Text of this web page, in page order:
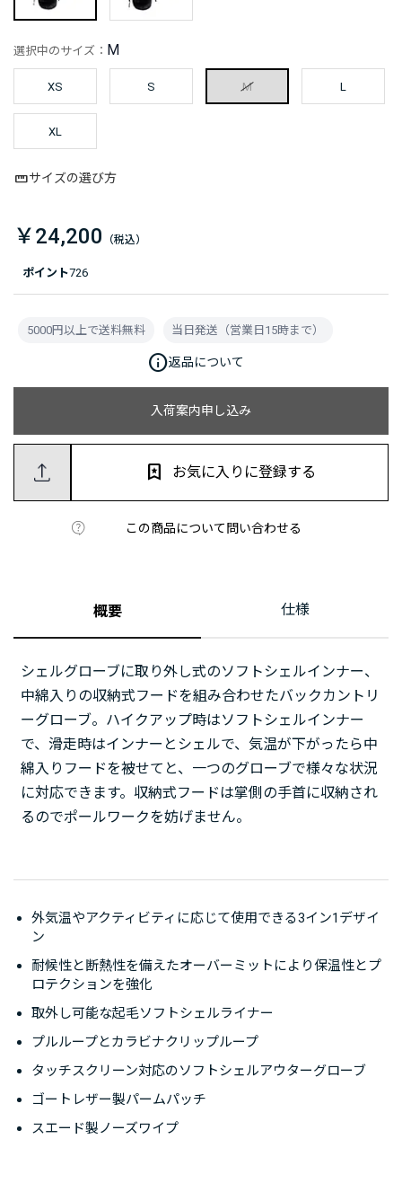
ポイント726
選択中のサイズ： M
XS S M L
XL
サイズの選び方
￥24,200
入荷案内申し込み
この商品について問い合わせる
お気に入りに登録する
5000円以上で送料無料 当日発送（営業日15時まで）
info返品について
概要 仕様
シェルグローブに取り外し式のソフトシェルインナー、
中綿入りの収納式フードを組み合わせたバックカントリ
ーグローブ。ハイクアップ時はソフトシェルインナー
で、滑走時はインナーとシェルで、気温が下がったら中
綿入りフードを被せてと、一つのグローブで様々な状況
に対応できます。収納式フードは掌側の手首に収納され
るのでポールワークを妨げません。
外気温やアクティビティに応じて使用できる3イン1デザイ
ン
耐候性と断熱性を備えたオーバーミットにより保温性とプ
ロテクションを強化
取外し可能な起毛ソフトシェルライナー
プルループとカラビナクリップループ
タッチスクリーン対応のソフトシェルアウターグローブ
ゴートレザー製パームパッチ
スエード製ノーズワイプ